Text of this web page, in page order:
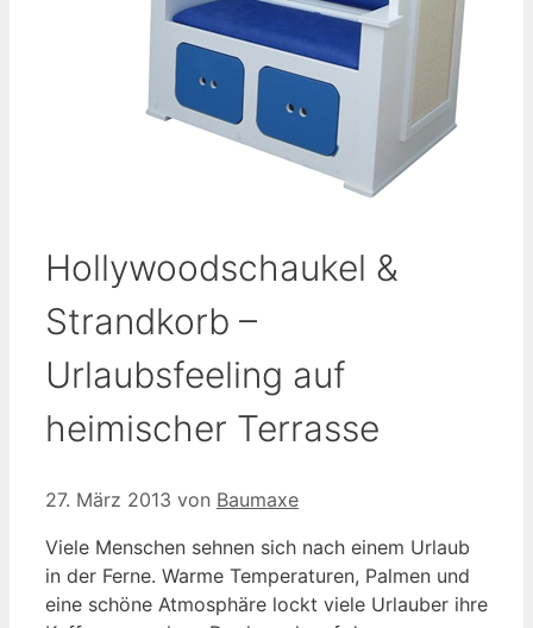
Hollywoodschaukel &
Strandkorb –
Urlaubsfeeling auf
heimischer Terrasse
27. März 2013 von Baumaxe
Viele Menschen sehnen sich nach einem Urlaub
in der Ferne. Warme Temperaturen, Palmen und
eine schöne Atmosphäre lockt viele Urlauber ihre